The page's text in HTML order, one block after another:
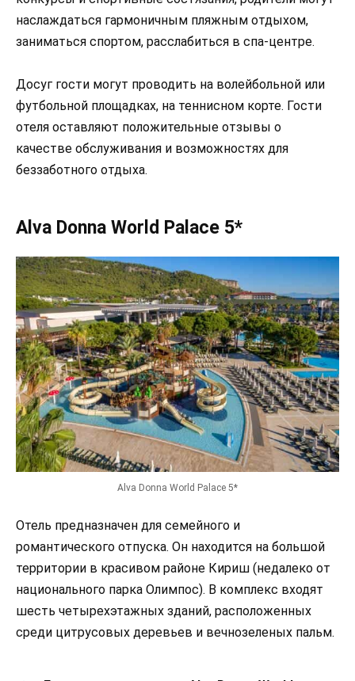
наслаждаться гармоничным пляжным отдыхом,
заниматься спортом, расслабиться в спа-центре.
Досуг гости могут проводить на волейбольной или
футбольной площадках, на теннисном корте. Гости
отеля оставляют положительные отзывы о
качестве обслуживания и возможностях для
беззаботного отдыха.
Alva Donna World Palace 5*
Alva Donna World Palace 5*
Отель предназначен для семейного и
романтического отпуска. Он находится на большой
территории в красивом районе Кириш (недалеко от
национального парка Олимпос). В комплекс входят
шесть четырехэтажных зданий, расположенных
среди цитрусовых деревьев и вечнозеленых пальм.